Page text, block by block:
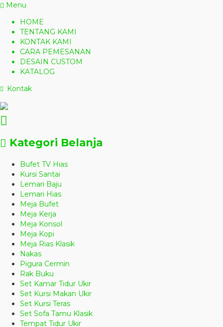
Menu
HOME
TENTANG KAMI
KONTAK KAMI
CARA PEMESANAN
DESAIN CUSTOM
KATALOG
Kontak
Kategori Belanja
Bufet TV Hias
Kursi Santai
Lemari Baju
Lemari Hias
Meja Bufet
Meja Kerja
Meja Konsol
Meja Kopi
Meja Rias Klasik
Nakas
Pigura Cermin
Rak Buku
Set Kamar Tidur Ukir
Set Kursi Makan Ukir
Set Kursi Teras
Set Sofa Tamu Klasik
Tempat Tidur Ukir